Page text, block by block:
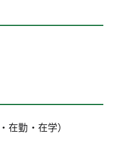
在勤・在学）